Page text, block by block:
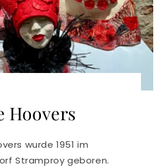
Hoovers
wurde 1951 im
Stramproy geboren.